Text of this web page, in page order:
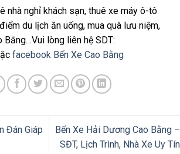
nhà nghỉ khách sạn, thuê xe máy ô-tô
du lịch ăn uống, mua quà lưu niệm,
Bằng…Vui lòng liên hệ SDT:
facebook Bến Xe Cao Bằng
Đán Giáp
Bến Xe Hải Dương Cao Bằng –
SĐT, Lịch Trình, Nhà Xe Uy Tín